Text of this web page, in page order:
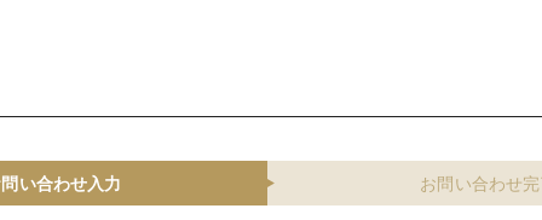
い合わせ入力 お問い合わせ完